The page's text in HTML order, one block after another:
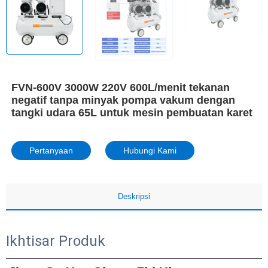
FVN-600V 3000W 220V 600L/menit tekanan
negatif tanpa minyak pompa vakum dengan
tangki udara 65L untuk mesin pembuatan karet
Pertanyaan Hubungi Kami
Deskripsi
Ikhtisar Produk